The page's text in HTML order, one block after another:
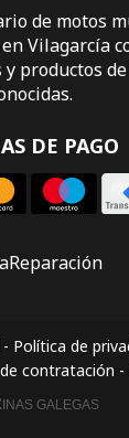
de motos
Vilagarcía
productos
DE PAGO
Reparación
- Política de
contratación -
GALEGAS